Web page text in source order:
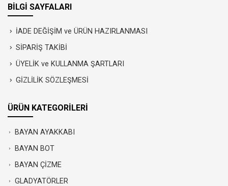
BİLGİ SAYFALARI
İADE DEĞİŞİM ve ÜRÜN HAZIRLANMASI
SİPARİŞ TAKİBİ
ÜYELİK ve KULLANMA ŞARTLARI
GİZLİLİK SÖZLEŞMESİ
ÜRÜN KATEGORİLERİ
BAYAN AYAKKABI
BAYAN BOT
BAYAN ÇİZME
GLADYATÖRLER